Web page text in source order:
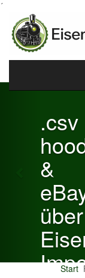
´
.csv
&
über
Previous
Start